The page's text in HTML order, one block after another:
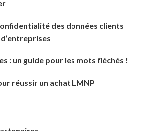
des données clients
: un guide pour les mots fléchés !
réussir un achat LMNP